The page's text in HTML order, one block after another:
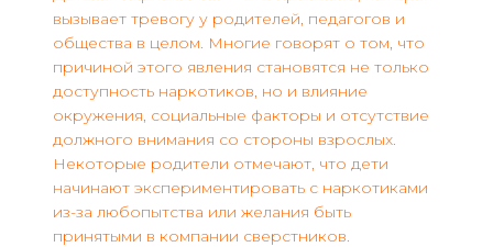
вызывает тревогу у родителей, педагогов и
общества в целом. Многие говорят о том, что
причиной этого явления становятся не только
доступность наркотиков, но и влияние
окружения, социальные факторы и отсутствие
должного внимания со стороны взрослых.
Некоторые родители отмечают, что дети
начинают экспериментировать с наркотиками
из-за любопытства или желания быть
принятыми в компании сверстников.